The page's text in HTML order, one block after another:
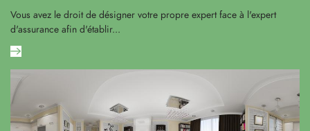
Vous avez le droit de désigner votre propre expert face à l'expert
d'assurance afin d'établir...